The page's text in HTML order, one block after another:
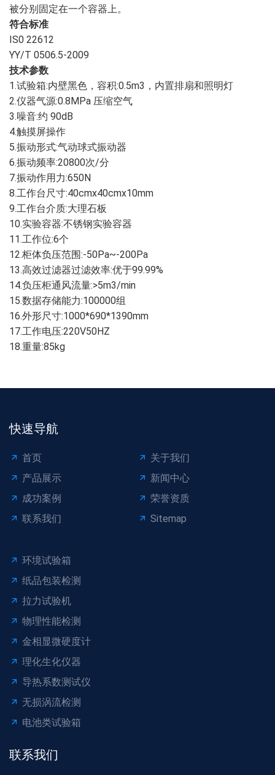
被分别固定在一个容器上。
符合标准
IS0 22612
YY/T 0506.5-2009
技术参数
1.试验箱:内壁黑色，容积:0.5m3，内置排扇和照明灯
2.仪器气源:0.8MPa 压缩空气
3.噪音:约 90dB
4.触摸屏操作
5.振动形式:气动球式振动器
6.振动频率:20800次/分
7.振动作用力:650N
8.工作台尺寸:40cmx40cmx10mm
9.工作台介质:大理石板
10.实验容器:不锈钢实验容器
11.工作位:6个
12.柜体负压范围:-50Pa~-200Pa
13.高效过滤器过滤效率:优于99.99%
14.负压柜通风流量:>5m3/min
15.数据存储能力:100000组
16.外形尺寸:1000*690*1390mm
17.工作电压:220V50HZ
18.重量:85kg
快速导航
首页
关于我们
产品展示
新闻中心
成功案例
荣誉资质
联系我们
Sitemap
环境试验箱
纸品包装检测
拉力试验机
物理性能检测
金相显微硬度计
理化生化仪器
导热系数测试仪
无损涡流检测
电池类试验箱
联系我们